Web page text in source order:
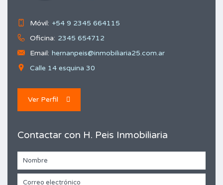
Móvil: +54 9 2345 664115
Oficina: 2345 654712
Email: hernanpeis@inmobiliaria25.com.ar
Calle 14 esquina 30
Ver Perfil
Contactar con H. Peis Inmobiliaria